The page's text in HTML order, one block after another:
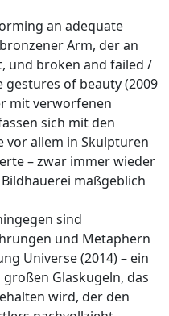
an adequate
Arm, der an
und broken and failed /
of beauty (2009
mit verworfenen
sich mit den
vor allem in Skulpturen
– zwar immer wieder
maßgeblich
sind
und Metaphern
Universe (2014) – ein
Glaskugeln, das
wird, der den